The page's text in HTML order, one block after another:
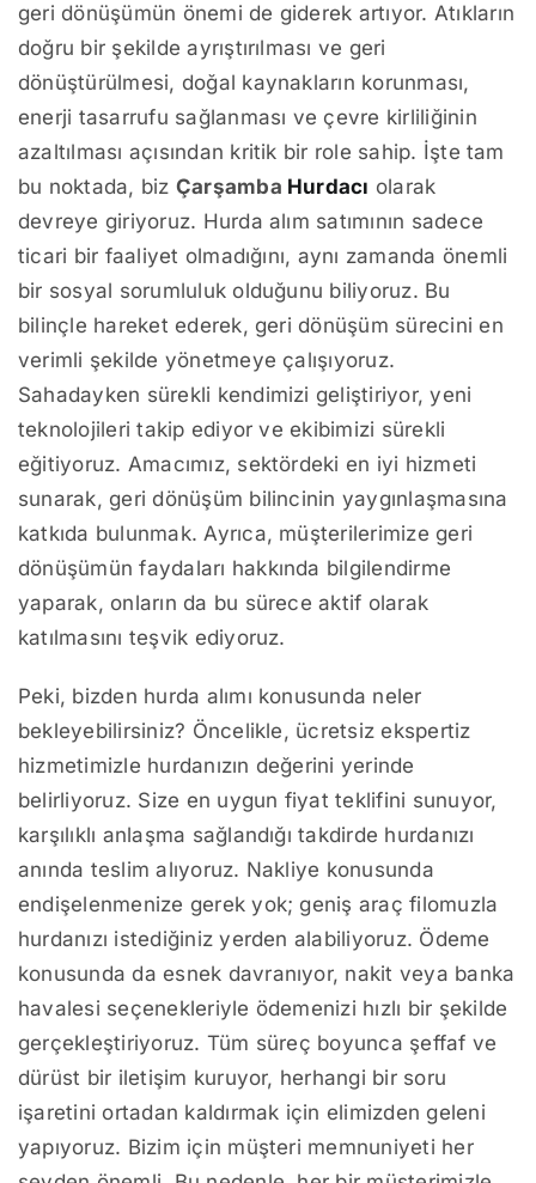
geri dönüşümün önemi de giderek artıyor. Atıkların
doğru bir şekilde ayrıştırılması ve geri
dönüştürülmesi, doğal kaynakların korunması,
enerji tasarrufu sağlanması ve çevre kirliliğinin
azaltılması açısından kritik bir role sahip. İşte tam
bu noktada, biz Çarşamba Hurdacı olarak
devreye giriyoruz. Hurda alım satımının sadece
ticari bir faaliyet olmadığını, aynı zamanda önemli
bir sosyal sorumluluk olduğunu biliyoruz. Bu
bilinçle hareket ederek, geri dönüşüm sürecini en
verimli şekilde yönetmeye çalışıyoruz.
Sahadayken sürekli kendimizi geliştiriyor, yeni
teknolojileri takip ediyor ve ekibimizi sürekli
eğitiyoruz. Amacımız, sektördeki en iyi hizmeti
sunarak, geri dönüşüm bilincinin yaygınlaşmasına
katkıda bulunmak. Ayrıca, müşterilerimize geri
dönüşümün faydaları hakkında bilgilendirme
yaparak, onların da bu sürece aktif olarak
katılmasını teşvik ediyoruz.
Peki, bizden hurda alımı konusunda neler
bekleyebilirsiniz? Öncelikle, ücretsiz ekspertiz
hizmetimizle hurdanızın değerini yerinde
belirliyoruz. Size en uygun fiyat teklifini sunuyor,
karşılıklı anlaşma sağlandığı takdirde hurdanızı
anında teslim alıyoruz. Nakliye konusunda
endişelenmenize gerek yok; geniş araç filomuzla
hurdanızı istediğiniz yerden alabiliyoruz. Ödeme
konusunda da esnek davranıyor, nakit veya banka
havalesi seçenekleriyle ödemenizi hızlı bir şekilde
gerçekleştiriyoruz. Tüm süreç boyunca şeffaf ve
dürüst bir iletişim kuruyor, herhangi bir soru
işaretini ortadan kaldırmak için elimizden geleni
yapıyoruz. Bizim için müşteri memnuniyeti her